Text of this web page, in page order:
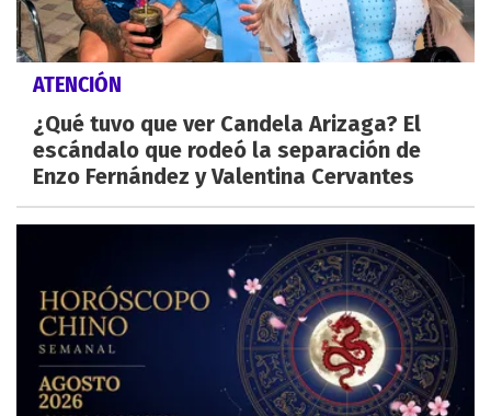
ATENCIÓN
¿Qué tuvo que ver Candela Arizaga? El
escándalo que rodeó la separación de
Enzo Fernández y Valentina Cervantes